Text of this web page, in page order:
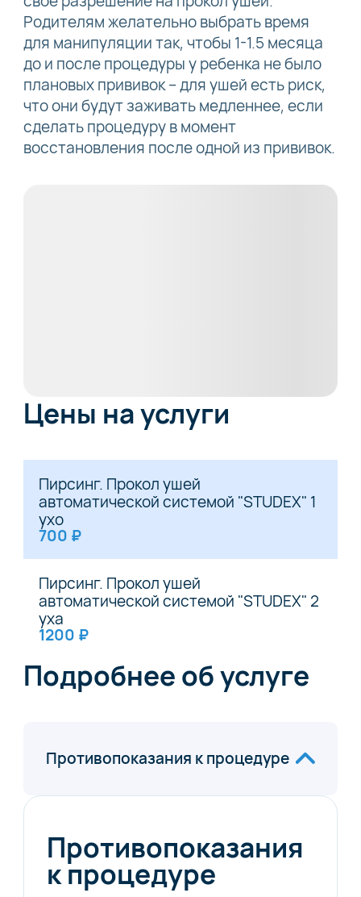
Родителям желательно выбрать время
для манипуляции так, чтобы 1-1.5 месяца
до и после процедуры у ребенка не было
плановых прививок – для ушей есть риск,
что они будут заживать медленнее, если
сделать процедуру в момент
восстановления после одной из прививок.
Цены на услуги
Пирсинг. Прокол ушей
автоматической системой "STUDEX" 1
ухо
700 ₽
Пирсинг. Прокол ушей
автоматической системой "STUDEX" 2
уха
1200 ₽
Подробнее об услуге
Противопоказания к процедуре
Противопоказания
к процедуре